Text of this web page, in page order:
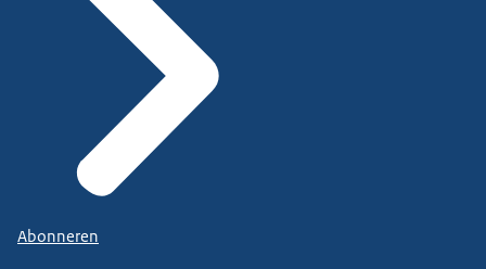
Abonneren